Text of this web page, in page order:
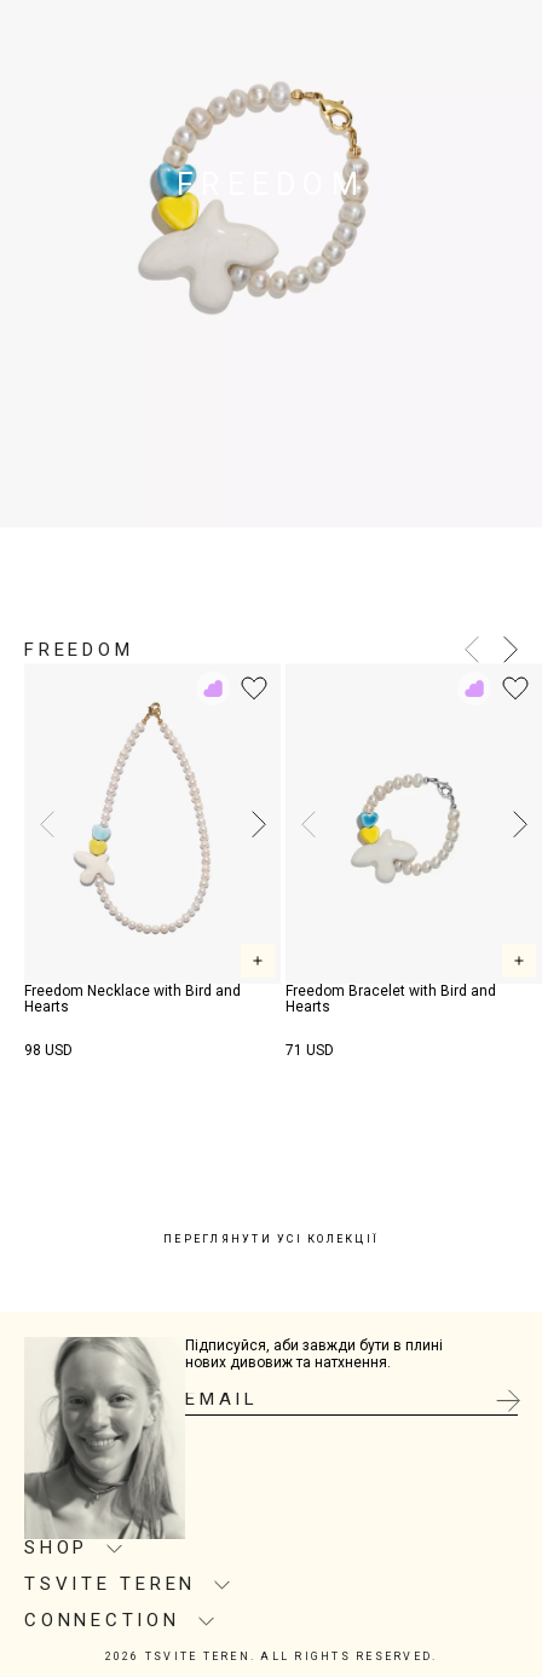
FREEDOM
FREEDOM
Add
Freedom Necklace with Bird and
Hearts
98 USD
Add
Freedom Bracelet with Bird and
Hearts
71 USD
ПЕРЕГЛЯНУТИ УСІ КОЛЕКЦІЇ
Підписуйся, аби завжди бути в плині
нових дивовиж та натхнення.
SHOP
Product care
Size guide
TSVITE TEREN
About us
Manufacturing
CONNECTION
2026 TSVITE TEREN. ALL RIGHTS RESERVED.